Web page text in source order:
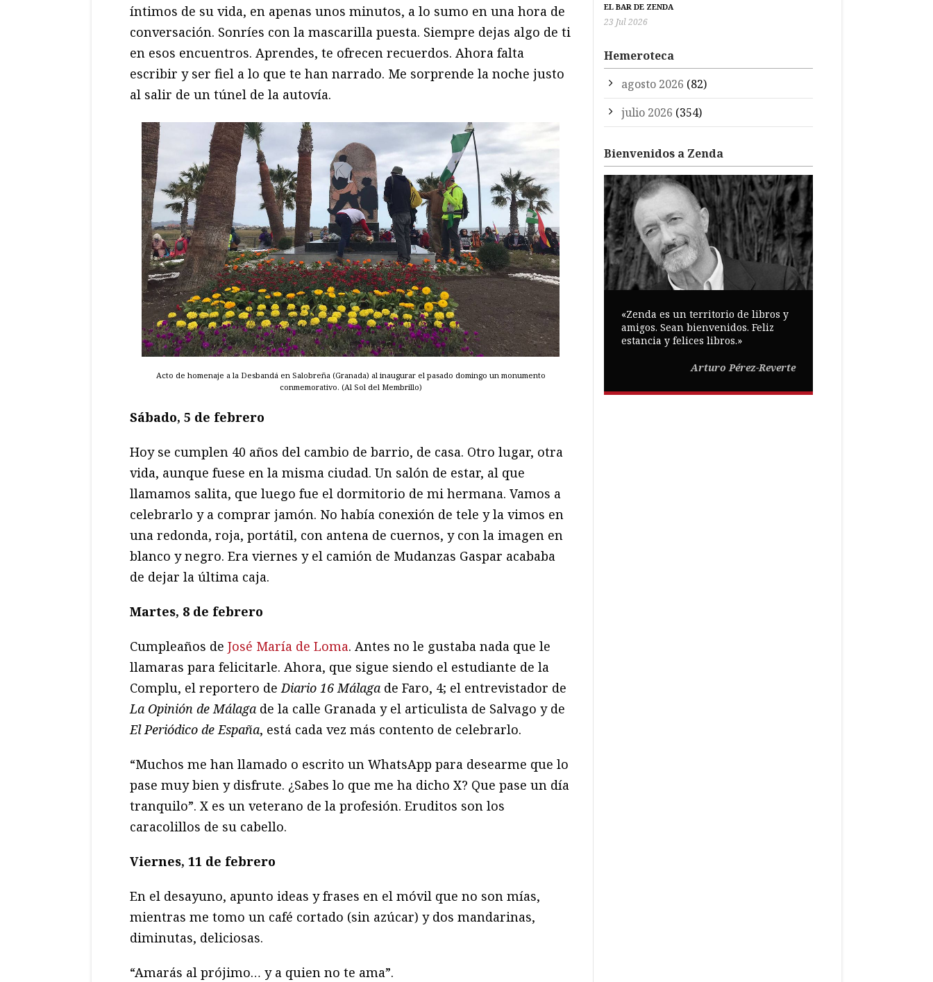
íntimos de su vida, en apenas unos minutos, a lo sumo en una hora de
conversación. Sonríes con la mascarilla puesta. Siempre dejas algo de ti
en esos encuentros. Aprendes, te ofrecen recuerdos. Ahora falta
escribir y ser fiel a lo que te han narrado. Me sorprende la noche justo
al salir de un túnel de la autovía.
Acto de homenaje a la Desbandá en Salobreña (Granada) al inaugurar el pasado domingo un monumento
conmemorativo. (Al Sol del Membrillo)
Sábado, 5 de febrero
Hoy se cumplen 40 años del cambio de barrio, de casa. Otro lugar, otra
vida, aunque fuese en la misma ciudad. Un salón de estar, al que
llamamos salita, que luego fue el dormitorio de mi hermana. Vamos a
celebrarlo y a comprar jamón. No había conexión de tele y la vimos en
una redonda, roja, portátil, con antena de cuernos, y con la imagen en
blanco y negro. Era viernes y el camión de Mudanzas Gaspar acababa
de dejar la última caja.
Martes, 8 de febrero
Cumpleaños de José María de Loma. Antes no le gustaba nada que le
llamaras para felicitarle. Ahora, que sigue siendo el estudiante de la
Complu, el reportero deDiario 16 Málaga de Faro, 4; el entrevistador de
La Opinión de Málaga de la calle Granada y el articulista de Salvago y de
El Periódico de España, está cada vez más contento de celebrarlo.
“Muchos me han llamado o escrito un WhatsApp para desearme que lo
pase muy bien y disfrute. ¿Sabes lo que me ha dicho X? Que pase un día
tranquilo”. X es un veterano de la profesión. Eruditos son los
caracolillos de su cabello.
Viernes, 11 de febrero
En el desayuno, apunto ideas y frases en el móvil que no son mías,
mientras me tomo un café cortado (sin azúcar) y dos mandarinas,
diminutas, deliciosas.
“Amarás al prójimo… y a quien no te ama”.
EL BAR DE ZENDA
23 Jul 2026
Hemeroteca
agosto 2026 (82)
julio 2026 (354)
Bienvenidos a Zenda
«Zenda es un territorio de libros y
amigos. Sean bienvenidos. Feliz
estancia y felices libros.»
Arturo Pérez-Reverte